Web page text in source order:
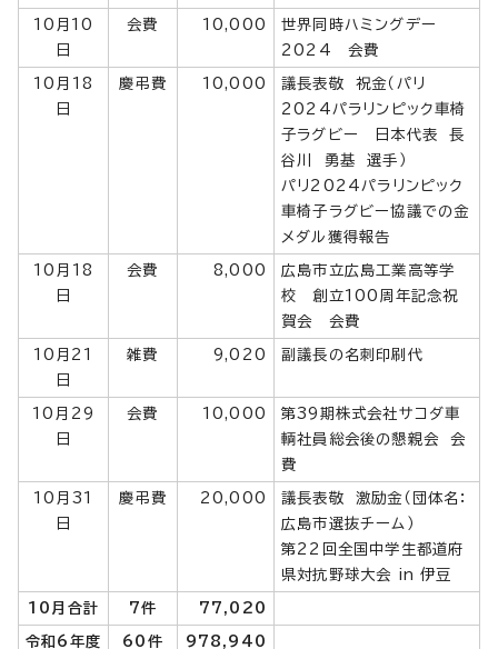
10月10
日
会費 10,000
世界同時ハミングデー
2024 会費
10月18
日
慶弔費 10,000
議長表敬 祝金（パリ
2024パラリンピック車椅
子ラグビー 日本代表 長
谷川 勇基 選手）
パリ2024パラリンピック
車椅子ラグビー協議での金
メダル獲得報告
10月18
日
会費 8,000
広島市立広島工業高等学
校 創立100周年記念祝
賀会 会費
10月21
日
雑費 9,020 副議長の名刺印刷代
10月29
日
会費 10,000
第39期株式会社サコダ車
輌社員総会後の懇親会 会
費
10月31
日
慶弔費 20,000
議長表敬 激励金（団体名：
広島市選抜チーム）
第22回全国中学生都道府
県対抗野球大会 in 伊豆
10月合計 7件 77,020
令和6年度 60件 978,940